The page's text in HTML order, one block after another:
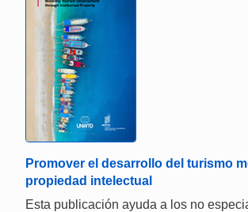
Promover el desarrollo del turismo
propiedad intelectual
Esta publicación ayuda a los no